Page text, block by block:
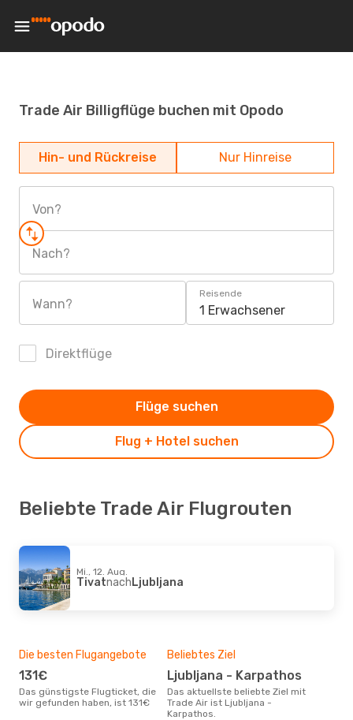
Trade Air Billigflüge buchen mit Opodo
Hin- und Rückreise Nur Hinreise
Von?
Nach?
Wann?
Reisende
1 Erwachsener
Direktflüge
Flug + Hotel suchen
Flüge suchen
Beliebte Trade Air Flugrouten
Mi., 12. Aug.
TivatnachLjubljana
Die besten Flugangebote
131€
Das günstigste Flugticket, die
wir gefunden haben, ist 131€
Beliebtes Ziel
Ljubljana - Karpathos
Das aktuellste beliebte Ziel mit
Trade Air ist Ljubljana -
Karpathos.